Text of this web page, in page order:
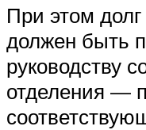
При этом
должен быть
руководству
отделения —